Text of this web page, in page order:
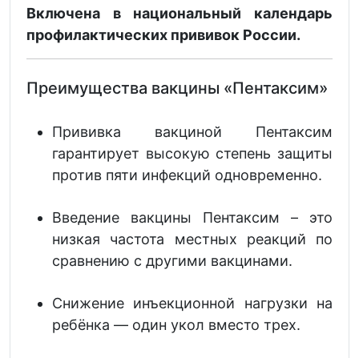
Включена в национальный календарь
профилактических прививок России.
Преимущества вакцины «Пентаксим»
Прививка вакциной Пентаксим
гарантирует высокую степень защиты
против пяти инфекций одновременно.
Введение вакцины Пентаксим – это
низкая частота местных реакций по
сравнению с другими вакцинами.
Снижение инъекционной нагрузки на
ребёнка — один укол вместо трех.